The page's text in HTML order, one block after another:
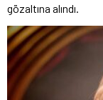
gözaltına alındı.